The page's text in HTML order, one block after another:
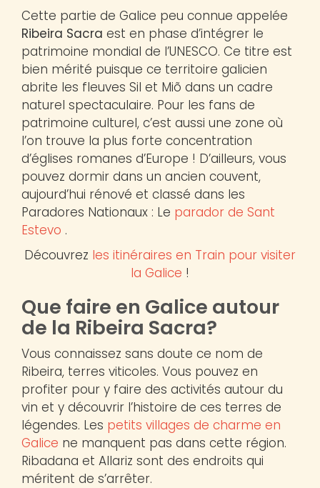
Cette partie de Galice peu connue appelée
Ribeira Sacra est en phase d’intégrer le
patrimoine mondial de l’UNESCO. Ce titre est
bien mérité puisque ce territoire galicien
abrite les fleuves Sil et Miõ dans un cadre
naturel spectaculaire. Pour les fans de
patrimoine culturel, c’est aussi une zone où
l’on trouve la plus forte concentration
d’églises romanes d’Europe ! D’ailleurs, vous
pouvez dormir dans un ancien couvent,
aujourd’hui rénové et classé dans les
Paradores Nationaux : Le parador de Sant
Estevo .
Découvrez les itinéraires en Train pour visiter
la Galice !
Que faire en Galice autour
de la Ribeira Sacra?
Vous connaissez sans doute ce nom de
Ribeira, terres viticoles. Vous pouvez en
profiter pour y faire des activités autour du
vin et y découvrir l’histoire de ces terres de
légendes. Les petits villages de charme en
Galice ne manquent pas dans cette région.
Ribadana et Allariz sont des endroits qui
méritent de s’arrêter.